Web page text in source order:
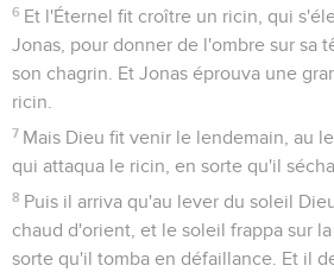
6 Et l'Éternel fit croître un ricin, qui
Jonas, pour donner de l'ombre sur sa
son chagrin. Et Jonas éprouva une
ricin.
7 Mais Dieu fit venir le lendemain, au
qui attaqua le ricin, en sorte qu'il sécha.
8 Puis il arriva qu'au lever du soleil
chaud d'orient, et le soleil frappa sur
sorte qu'il tomba en défaillance. Et il